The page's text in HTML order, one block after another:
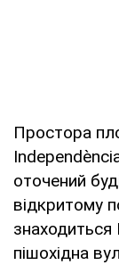
Простора
оточений
відкритому
пішохідна